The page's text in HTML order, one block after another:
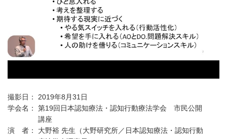
撮影日：
2019年8月31日
学会名：
第19回日本認知療法・認知行動療法学会 市民公開
講座
演 者：
大野裕 先生（大野研究所／日本認知療法・認知行動